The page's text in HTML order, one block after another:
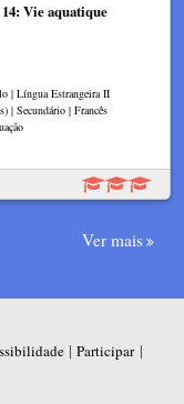
Vie aquatique
| Língua Estrangeira II
| Secundário | Francês
Ver mais
| Participar|